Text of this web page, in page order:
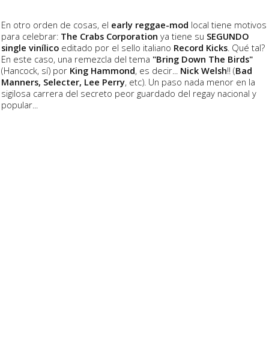
En otro orden de cosas, el early reggae-mod local tiene motivos
para celebrar: The Crabs Corporation ya tiene su SEGUNDO
single vinílico editado por el sello italiano Record Kicks. Qué tal?
En este caso, una remezcla del tema "Bring Down The Birds"
(Hancock, sí) por King Hammond, es decir... Nick Welsh!! (Bad
Manners, Selecter, Lee Perry, etc). Un paso nada menor en la
sigilosa carrera del secreto peor guardado del regay nacional y
popular...